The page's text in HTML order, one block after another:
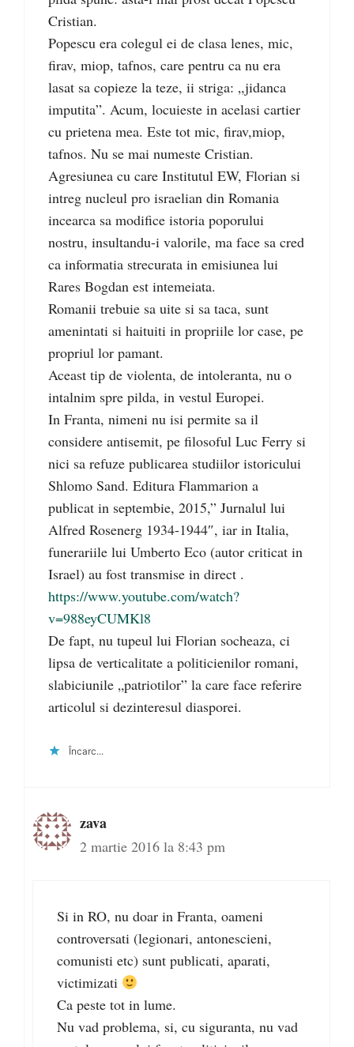
Cristian.
Popescu era colegul ei de clasa lenes, mic,
firav, miop, tafnos, care pentru ca nu era
lasat sa copieze la teze, ii striga: „jidanca
imputita”. Acum, locuieste in acelasi cartier
cu prietena mea. Este tot mic, firav,miop,
tafnos. Nu se mai numeste Cristian.
Agresiunea cu care Institutul EW, Florian si
intreg nucleul pro israelian din Romania
incearca sa modifice istoria poporului
nostru, insultandu-i valorile, ma face sa cred
ca informatia strecurata in emisiunea lui
Rares Bogdan est intemeiata.
Romanii trebuie sa uite si sa taca, sunt
amenintati si haituiti in propriile lor case, pe
propriul lor pamant.
Aceast tip de violenta, de intoleranta, nu o
intalnim spre pilda, in vestul Europei.
In Franta, nimeni nu isi permite sa il
considere antisemit, pe filosoful Luc Ferry si
nici sa refuze publicarea studiilor istoricului
Shlomo Sand. Editura Flammarion a
publicat in septembie, 2015,” Jurnalul lui
Alfred Rosenerg 1934-1944″, iar in Italia,
funerariile lui Umberto Eco (autor criticat in
Israel) au fost transmise in direct .
https://www.youtube.com/watch?
v=988eyCUMKl8
De fapt, nu tupeul lui Florian socheaza, ci
lipsa de verticalitate a politicienilor romani,
slabiciunile „patriotilor” la care face referire
articolul si dezinteresul diasporei.
Încarc...
zava
2 martie 2016 la 8:43 pm
Si in RO, nu doar in Franta, oameni
controversati (legionari, antonescieni,
comunisti etc) sunt publicati, aparati,
victimizati
Ca peste tot in lume.
Nu vad problema, si, cu siguranta, nu vad